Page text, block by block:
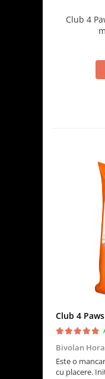
Club 4
Bivolan
Este o
cu placere.